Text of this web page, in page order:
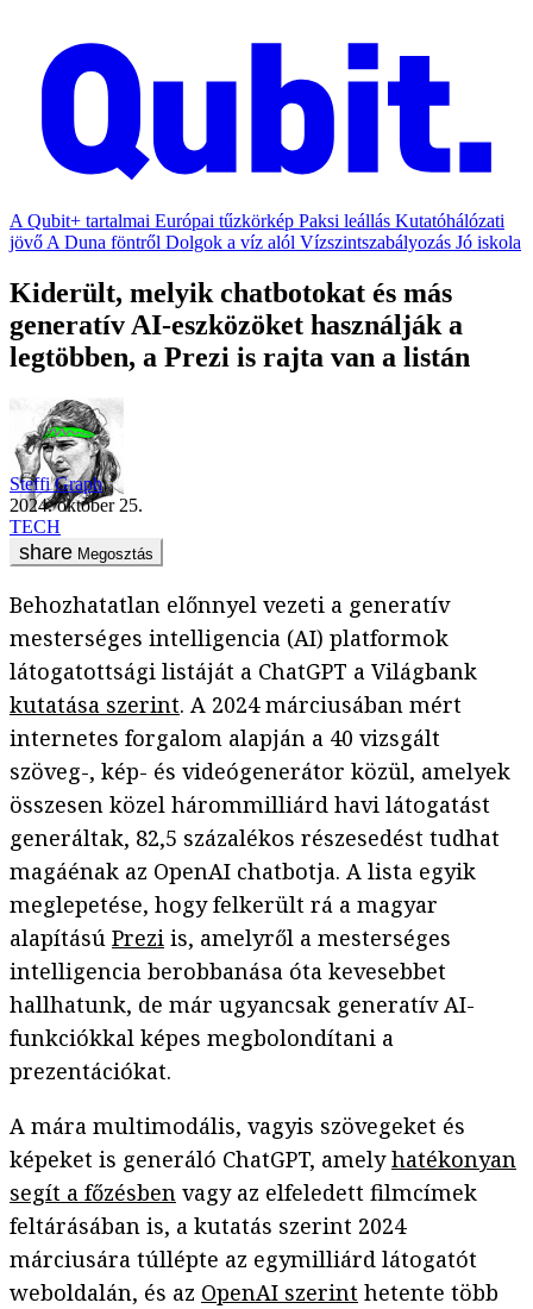
A Qubit+ tartalmai Európai tűzkörkép Paksi leállás Kutatóhálózati
jövő A Duna föntről Dolgok a víz alól Vízszintszabályozás Jó iskola
Kiderült, melyik chatbotokat és más
generatív AI-eszközöket használják a
legtöbben, a Prezi is rajta van a listán
Steffi Graph
2024. október 25.
TECH
Megosztás
Behozhatatlan előnnyel vezeti a generatív
mesterséges intelligencia (AI) platformok
látogatottsági listáját a ChatGPT a Világbank
kutatása szerint. A 2024 márciusában mért
internetes forgalom alapján a 40 vizsgált
szöveg-, kép- és videógenerátor közül, amelyek
összesen közel hárommilliárd havi látogatást
generáltak, 82,5 százalékos részesedést tudhat
magáénak az OpenAI chatbotja. A lista egyik
meglepetése, hogy felkerült rá a magyar
alapítású Prezi is, amelyről a mesterséges
intelligencia berobbanása óta kevesebbet
hallhatunk, de már ugyancsak generatív AI-
funkciókkal képes megbolondítani a
prezentációkat.
A mára multimodális, vagyis szövegeket és
képeket is generáló ChatGPT, amelyhatékonyan
segít a főzésben vagy az elfeledett filmcímek
feltárásában is, a kutatás szerint 2024
márciusára túllépte az egymilliárd látogatót
weboldalán, és az OpenAI szerint hetente több